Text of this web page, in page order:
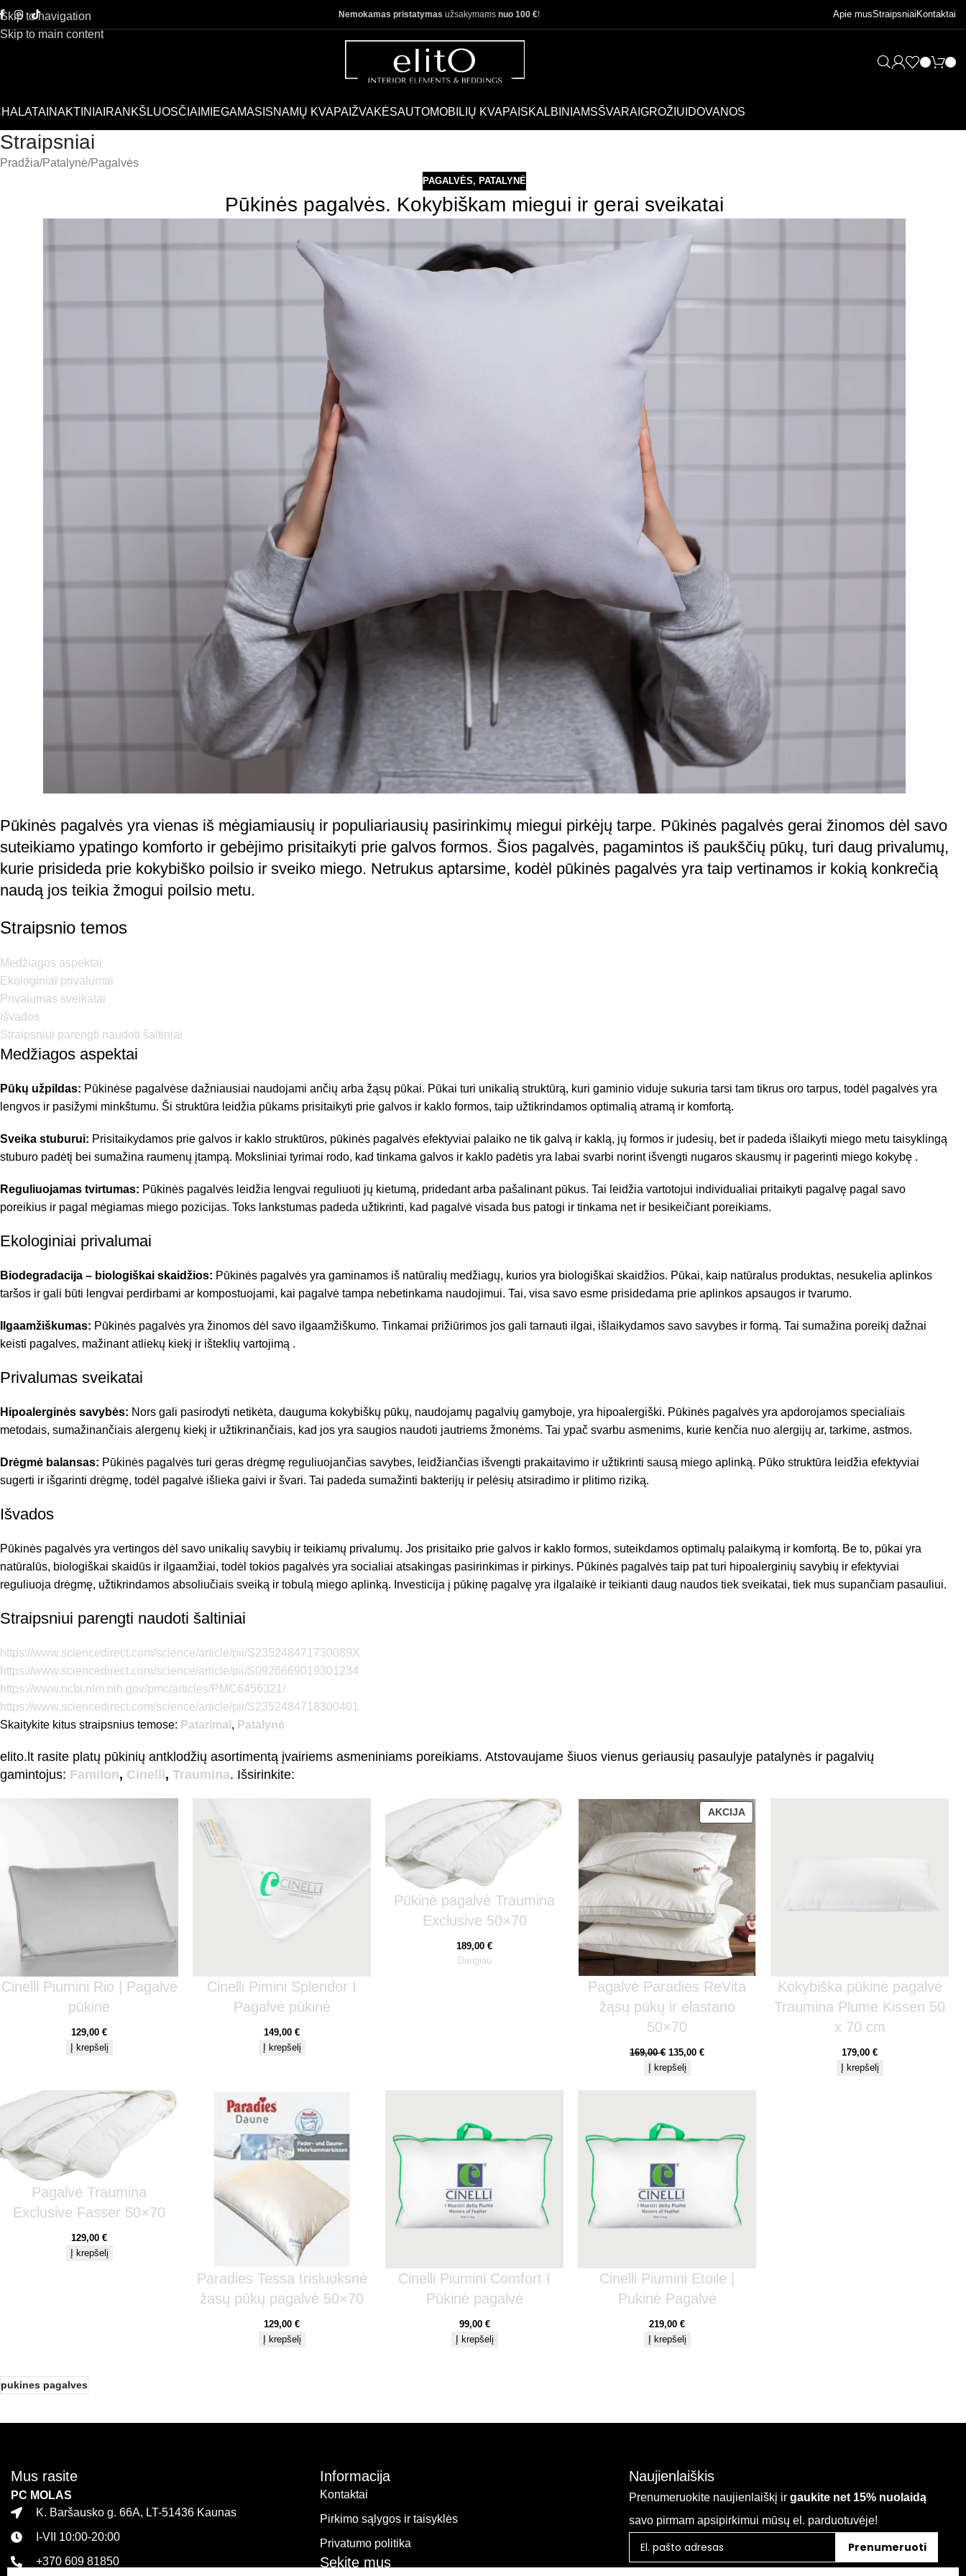
Skip to navigation
Skip to main content
Nemokamas pristatymas užsakymams nuo 100 €! Apie musStraipsniai Kontaktai
NAKTINIAI RANKŠLUOSČIAI MIEGAMASISNAMŲ KVAPAI ŽVAKĖSAUTOMOBILIŲ KVAPAI SKALBINIAMSŠVARAI GROŽIUI DOVANOS
Straipsniai
Pradžia Patalynė Pagalvės
PAGALVĖS, PATALYNĖ
Pūkinės pagalvės. Kokybiškam miegui ir gerai sveikatai
Pūkinės pagalvės yra vienas iš mėgiamiausių ir populiariausių pasirinkimų miegui pirkėjų tarpe. Pūkinės pagalvės gerai žinomos dėl savo
suteikiamo ypatingo komforto ir gebėjimo prisitaikyti prie galvos formos. Šios pagalvės, pagamintos iš paukščių pūkų, turi daug privalumų,
kurie prisideda prie kokybiško poilsio ir sveiko miego. Netrukus aptarsime, kodėl pūkinės pagalvės yra taip vertinamos ir kokią konkrečią
naudą jos teikia žmogui poilsio metu.
Straipsnio temos
Medžiagos aspektai
Ekologiniai privalumai
Privalumas sveikatai
Išvados
Straipsniui parengti naudoti šaltiniai
Medžiagos aspektai
Pūkų užpildas: Pūkinėse pagalvėse dažniausiai naudojami ančių arba žąsų pūkai. Pūkai turi unikalią struktūrą, kuri gaminio viduje sukuria tarsi tam tikrus oro tarpus, todėl pagalvės yra
lengvos ir pasižymi minkštumu. Ši struktūra leidžia pūkams prisitaikyti prie galvos ir kaklo formos, taip užtikrindamos optimalią atramą ir komfortą.
Sveika stuburui: Prisitaikydamos prie galvos ir kaklo struktūros, pūkinės pagalvės efektyviai palaiko ne tik galvą ir kaklą, jų formos ir judesių, bet ir padeda išlaikyti miego metu taisyklingą
stuburo padėtį bei sumažina raumenų įtampą. Moksliniai tyrimai rodo, kad tinkama galvos ir kaklo padėtis yra labai svarbi norint išvengti nugaros skausmų ir pagerinti miego kokybę .
Reguliuojamas tvirtumas: Pūkinės pagalvės leidžia lengvai reguliuoti jų kietumą, pridedant arba pašalinant pūkus. Tai leidžia vartotojui individualiai pritaikyti pagalvę pagal savo
poreikius ir pagal mėgiamas miego pozicijas. Toks lankstumas padeda užtikrinti, kad pagalvė visada bus patogi ir tinkama net ir besikeičiant poreikiams.
Ekologiniai privalumai
Biodegradacija – biologiškai skaidžios: Pūkinės pagalvės yra gaminamos iš natūralių medžiagų, kurios yra biologiškai skaidžios. Pūkai, kaip natūralus produktas, nesukelia aplinkos
taršos ir gali būti lengvai perdirbami ar kompostuojami, kai pagalvė tampa nebetinkama naudojimui. Tai, visa savo esme prisidedama prie aplinkos apsaugos ir tvarumo.
Ilgaamžiškumas: Pūkinės pagalvės yra žinomos dėl savo ilgaamžiškumo. Tinkamai prižiūrimos jos gali tarnauti ilgai, išlaikydamos savo savybes ir formą. Tai sumažina poreikį dažnai
keisti pagalves, mažinant atliekų kiekį ir išteklių vartojimą .
Privalumas sveikatai
Hipoalerginės savybės: Nors gali pasirodyti netikėta, dauguma kokybiškų pūkų, naudojamų pagalvių gamyboje, yra hipoalergiški. Pūkinės pagalvės yra apdorojamos specialiais
metodais, sumažinančiais alergenų kiekį ir užtikrinančiais, kad jos yra saugios naudoti jautriems žmonėms. Tai ypač svarbu asmenims, kurie kenčia nuo alergijų ar, tarkime, astmos.
Drėgmė balansas: Pūkinės pagalvės turi geras drėgmę reguliuojančias savybes, leidžiančias išvengti prakaitavimo ir užtikrinti sausą miego aplinką. Pūko struktūra leidžia efektyviai
sugerti ir išgarinti drėgmę, todėl pagalvė išlieka gaivi ir švari. Tai padeda sumažinti bakterijų ir pelėsių atsiradimo ir plitimo riziką.
Išvados
Pūkinės pagalvės yra vertingos dėl savo unikalių savybių ir teikiamų privalumų. Jos prisitaiko prie galvos ir kaklo formos, suteikdamos optimalų palaikymą ir komfortą. Be to, pūkai yra
natūralūs, biologiškai skaidūs ir ilgaamžiai, todėl tokios pagalvės yra socialiai atsakingas pasirinkimas ir pirkinys. Pūkinės pagalvės taip pat turi hipoalerginių savybių ir efektyviai
reguliuoja drėgmę, užtikrindamos absoliučiais sveiką ir tobulą miego aplinką. Investicija į pūkinę pagalvę yra ilgalaikė ir teikianti daug naudos tiek sveikatai, tiek mus supančiam pasauliui.
Straipsniui parengti naudoti šaltiniai
https://www.sciencedirect.com/science/article/pii/S235248471730089X
https://www.sciencedirect.com/science/article/pii/S0926669019301234
https://www.ncbi.nlm.nih.gov/pmc/articles/PMC6456321/
https://www.sciencedirect.com/science/article/pii/S2352484718300401
Skaitykite kitus straipsnius temose: Patarimai, Patalynė
elito.lt rasite platų pūkinių antklodžių asortimentą įvairiems asmeniniams poreikiams. Atstovaujame šiuos vienus geriausių pasaulyje patalynės ir pagalvių
gamintojus: Familon, Cinelli, Traumina. Išsirinkite:
Cinelli Piumini Rio | Pagalvė
pūkinė
129,00 €
Į krepšelį
Cinelli Pimini Splendor I
Pagalvė pūkinė
149,00 €
Į krepšelį
Pūkinė pagalvė Traumina
Exclusive 50×70
189,00 €
Daugiau
AKCIJA
Pagalvė Paradies ReVita
žąsų pūkų ir elastano
50×70
169,00€ 135,00 €
Į krepšelį
Kokybiška pūkinė pagalvė
Traumina Plume Kissen 50
x 70 cm
179,00 €
Į krepšelį
Pagalvė Traumina
Exclusive Fasser 50×70
129,00 €
Į krepšelį
Paradies Tessa trisluoksnė
žasų pūkų pagalvė 50×70
129,00 €
Į krepšelį
Cinelli Piumini Comfort I
Pūkinė pagalvė
99,00 €
Į krepšelį
Cinelli Piumini Etoile |
Pukinė Pagalvė
219,00 €
Į krepšelį
pukines pagalves
Mus rasite
PC MOLAS
K. Baršausko g. 66A, LT-51436 Kaunas
I-VII 10:00-20:00
+370 609 81850
Informacija
Kontaktai
Pirkimo sąlygos ir taisyklės
Privatumo politika
Sekite mus
Naujienlaiškis
Prenumeruokite naujienlaiškį ir gaukite net 15% nuolaidą
savo pirmam apsipirkimui mūsų el. parduotuvėje!
Prenumeruoti